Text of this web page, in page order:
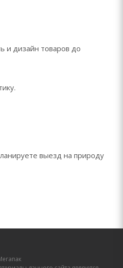
и дизайн товаров до
выезд на природу